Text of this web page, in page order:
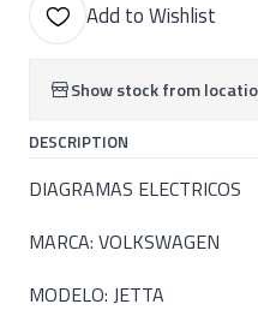
Add to Wishlist
Show stock from
DESCRIPTION
DIAGRAMAS ELECTRICOS
MARCA: VOLKSWAGEN
MODELO: JETTA